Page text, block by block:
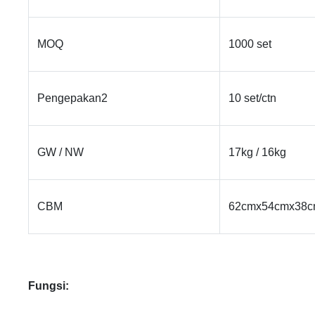
MOQ 1000 set
Pengepakan2 10 set/ctn
GW / NW 17kg / 16kg
CBM
Fungsi: